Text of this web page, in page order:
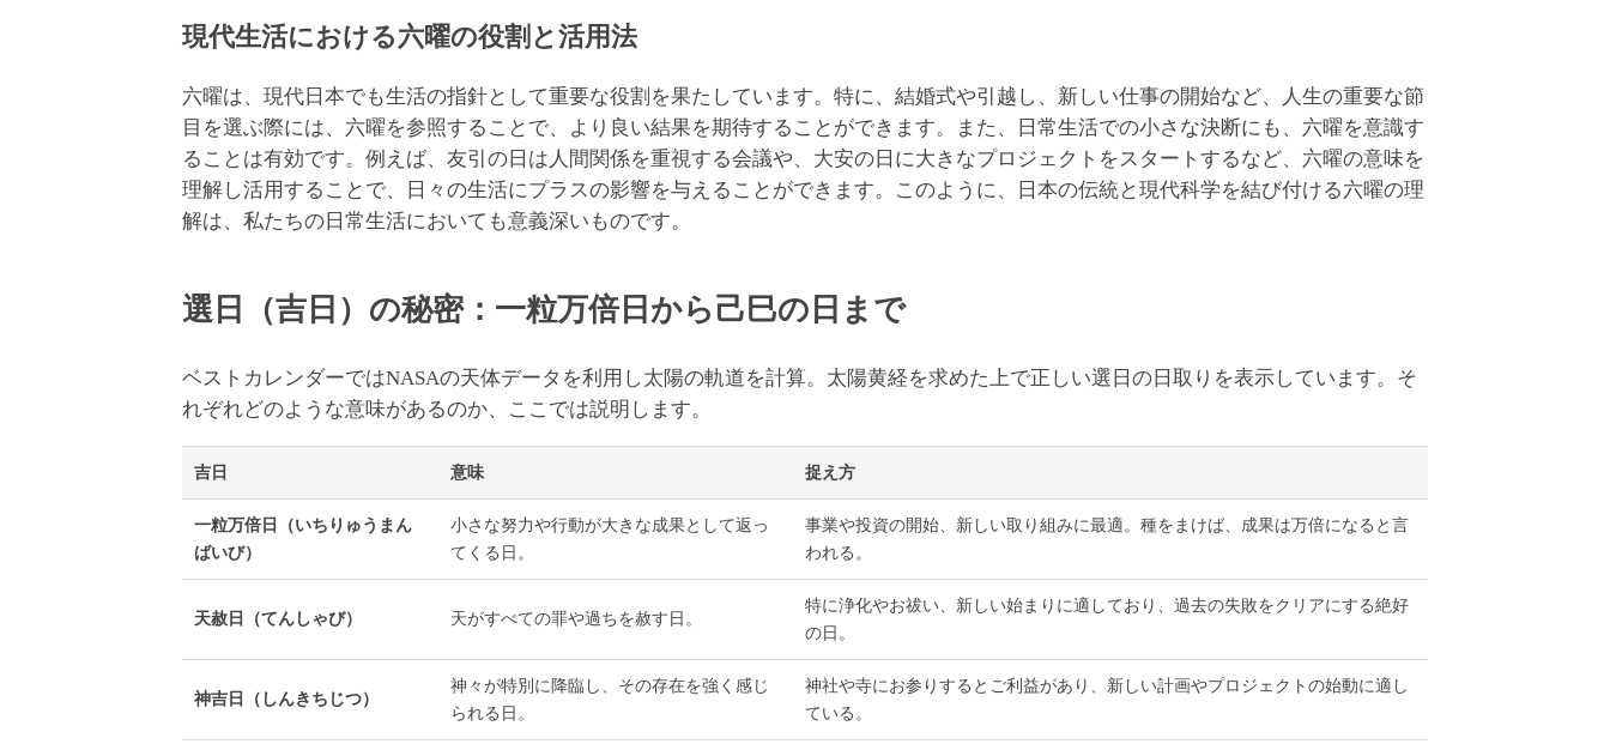
現代生活における六曜の役割と活用法
六曜は、現代日本でも生活の指針として重要な役割を果たしています。特に、結婚式や引越し、新しい仕事の開始など、人生の重要な節
目を選ぶ際には、六曜を参照することで、より良い結果を期待することができます。また、日常生活での小さな決断にも、六曜を意識す
ることは有効です。例えば、友引の日は人間関係を重視する会議や、大安の日に大きなプロジェクトをスタートするなど、六曜の意味を
理解し活用することで、日々の生活にプラスの影響を与えることができます。このように、日本の伝統と現代科学を結び付ける六曜の理
解は、私たちの日常生活においても意義深いものです。
選日（吉日）の秘密：一粒万倍日から己巳の日まで
ベストカレンダーではNASAの天体データを利用し太陽の軌道を計算。太陽黄経を求めた上で正しい選日の日取りを表示しています。そ
れぞれどのような意味があるのか、ここでは説明します。
吉日 意味 捉え方
一粒万倍日（いちりゅうまん
ばいび）
小さな努力や行動が大きな成果として返っ
てくる日。
事業や投資の開始、新しい取り組みに最適。種をまけば、成果は万倍になると言
われる。
天赦日（てんしゃび） 天がすべての罪や過ちを赦す日。
特に浄化やお祓い、新しい始まりに適しており、過去の失敗をクリアにする絶好
の日。
神吉日（しんきちじつ）
神々が特別に降臨し、その存在を強く感じ
られる日。
神社や寺にお参りするとご利益があり、新しい計画やプロジェクトの始動に適し
ている。